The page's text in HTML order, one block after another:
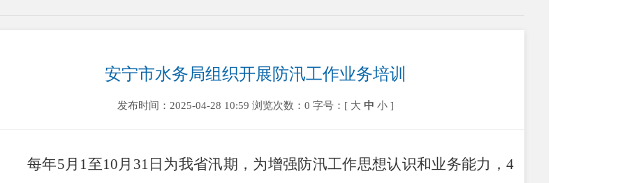
安宁市水务局组织开展防汛工作业务培训
发布时间：2025-04-28 10:59 浏览次数：0 字号：[ 大 中 小 ]
每年5月 1至10月 31 日为我省汛期，为增强防汛工作思想认识和业务能力，4